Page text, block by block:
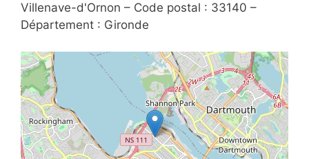
Villenave-d'Ornon – Code postal : 33140 –
Département : Gironde